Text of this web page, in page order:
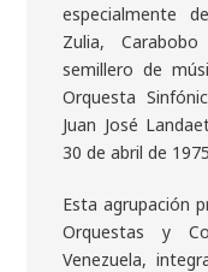
especialmente
Zulia,
semillero de
Orquesta
Juan José
30 de abril de
Esta agrupación
Orquestas y
Venezuela,